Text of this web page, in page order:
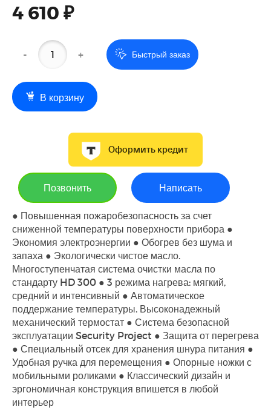
4 610 ₽
- + Быстрый заказ
В корзину
Оформить кредит
Позвонить Написать
● Повышенная пожаробезопасность за счет
сниженной температуры поверхности прибора ●
Экономия электроэнергии ● Обогрев без шума и
запаха ● Экологически чистое масло.
Многоступенчатая система очистки масла по
стандарту HD 300 ● 3 режима нагрева: мягкий,
средний и интенсивный ● Автоматическое
поддержание температуры. Высоконадежный
механический термостат ● Система безопасной
эксплуатации Security Project ● Защита от перегрева
● Специальный отсек для хранения шнура питания ●
Удобная ручка для перемещения ● Опорные ножки с
мобильными роликами ● Классический дизайн и
эргономичная конструкция впишется в любой
интерьер